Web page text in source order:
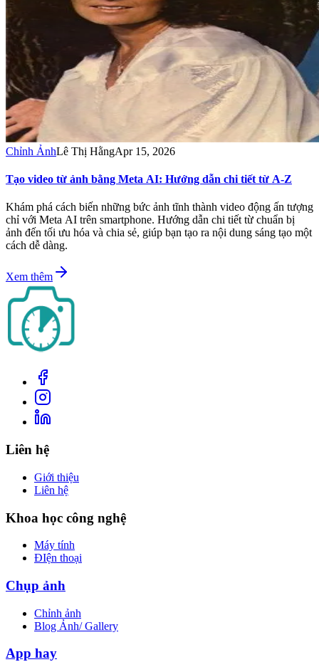
Chỉnh ẢnhLê Thị HằngApr 15, 2026
Tạo video từ ảnh bằng Meta AI: Hướng dẫn chi tiết từ A-Z
Khám phá cách biến những bức ảnh tĩnh thành video động ấn tượng
chỉ với Meta AI trên smartphone. Hướng dẫn chi tiết từ chuẩn bị
ảnh đến tối ưu hóa và chia sẻ, giúp bạn tạo ra nội dung sáng tạo một
cách dễ dàng.
Xem thêm
Liên hệ
Giới thiệu
Liên hệ
Khoa học công nghệ
Máy tính
ĐIện thoại
Chụp ảnh
Chỉnh ảnh
Blog Ảnh/ Gallery
App hay